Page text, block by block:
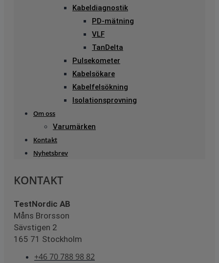
Kabeldiagnostik
PD-mätning
VLF
TanDelta
Pulsekometer
Kabelsökare
Kabelfelsökning
Isolationsprovning
Om oss
Varumärken
Kontakt
Nyhetsbrev
KONTAKT
TestNordic AB
Måns Brorsson
Sävstigen 2
165 71 Stockholm
+46 70 788 98 82